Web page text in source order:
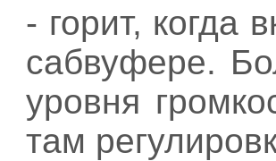
- горит, когда
сабвуфере.
уровня
там